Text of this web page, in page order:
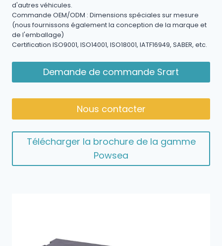
d'autres véhicules.
Commande OEM/ODM : Dimensions spéciales sur mesure
(nous fournissons également la conception de la marque et
de l'emballage)
Certification ISO9001, ISO14001, ISO18001, IATF16949, SABER, etc.
Demande de commande Srart
Nous contacter
Télécharger la brochure de la gamme
Powsea